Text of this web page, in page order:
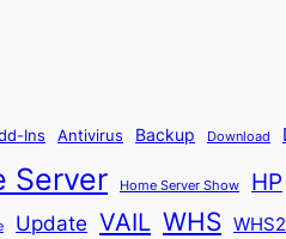
Ins Antivirus Backup Download
Server Home Server Show HP
Update VAIL WHS WHS2